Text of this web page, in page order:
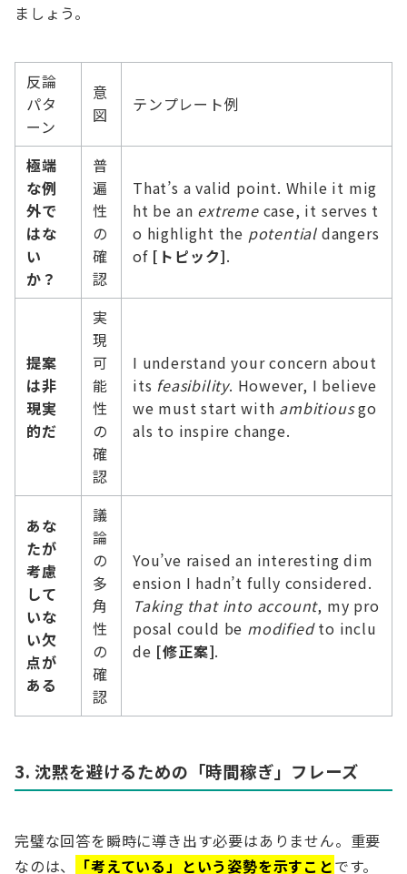
ましょう。
反論
パタ
ーン
意
図
テンプレート例
極端
な例
外で
はな
い
か？
普
遍
性
の
確
認
That’s a valid point. While it mig
ht be an extremecase, it serves t
o highlight the potential dangers
of [トピック].
提案
は非
現実
的だ
実
現
可
能
性
の
確
認
I understand your concern about
its feasibility. However, I believe
we must start with ambitiousgo
als to inspire change.
あな
たが
考慮
して
いな
い欠
点が
ある
議
論
の
多
角
性
の
確
認
You’ve raised an interesting dim
ension I hadn’t fully considered.
Taking that into account, my pro
posal could be modifiedto inclu
de [修正案].
3. 沈黙を避けるための「時間稼ぎ」フレーズ
完璧な回答を瞬時に導き出す必要はありません。重要
なのは、
「考えている」という姿勢を示すことです。